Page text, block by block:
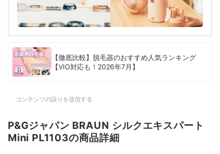
【徹底比較】脱毛器のおすすめ人気ランキング
【VIO対応も！2026年7月】
コンテンツの誤りを送信する
P&Gジャパン BRAUN シルクエキスパート
Mini PL1103の商品詳細